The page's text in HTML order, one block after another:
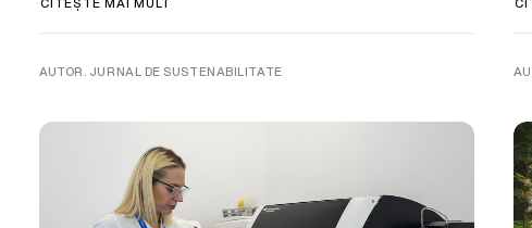
AUTOR. JURNAL DE SUSTENABILITATE